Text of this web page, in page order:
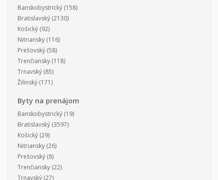
Banskobystrický (158)
Bratislavský (2130)
Košický (92)
Nitriansky (116)
Prešovský (58)
Trenčiansky (118)
Trnavský (85)
Žilinský (171)
Byty na prenájom
Banskobystrický (19)
Bratislavský (3597)
Košický (29)
Nitriansky (26)
Prešovský (8)
Trenčiansky (22)
Trnavský (27)